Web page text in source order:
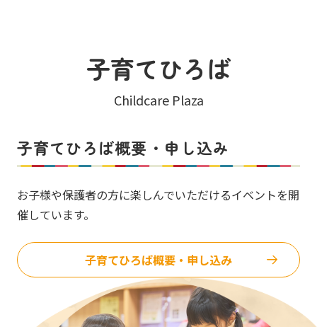
子育てひろば
Childcare Plaza
子育てひろば概要・申し込み
お子様や保護者の方に楽しんでいただけるイベントを開
催しています。
子育てひろば概要・申し込み